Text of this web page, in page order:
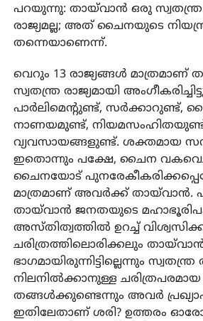
പറയുന്നു: തായ്‌വാൻ ഒരു സ്വതന്ത്ര
രാജ്യമല്ല; അത് ചൈനയുടെ
തന്നെയാണെന്ന്.
വെറും 13 രാജ്യങ്ങൾ മാത്രമാണ്
സ്വതന്ത്ര രാജ്യമായി
പാർലിമെന്റുണ്ട്, സർക്കാറുണ്ട്,
നാണയമുണ്ട്,
വ്യവസായങ്ങളുണ്ട്. ശക്തമായ
ഇതൊന്നും പക്ഷേ, ചൈന
ചൈനയോട്
മാത്രമാണ് അവർക്ക് തായ്‌വാൻ.
തായ്‌വാൻ ജനതയുടെ
അസ്തിത്വത്തിൽ ഉറച്ച്
ചരിത്രത്തിലൊരിക്കലും
ഭാഗമായിരുന്നിട്ടില്ലെന്നും സ്വതന്ത്ര
നിലനിൽക്കാനുള്ള
തങ്ങൾക്കുണ്ടെന്നും അവർ
ഇതിലേതാണ് ശരി? ഉത്തരം